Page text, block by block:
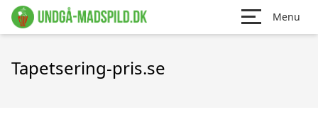
Menu
Tapetsering-pris.se